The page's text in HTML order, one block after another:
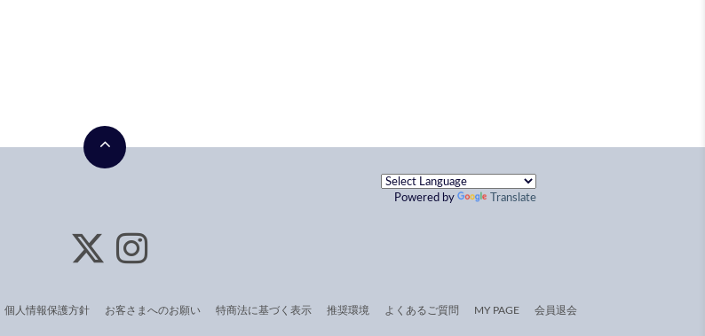
Powered by Translate
個人情報保護方針 お客さまへのお願い 特商法に基づく表示 推奨環境 よくあるご質問 MY PAGE 会員退会